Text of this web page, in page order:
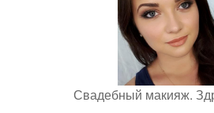
Свадебный макияж.